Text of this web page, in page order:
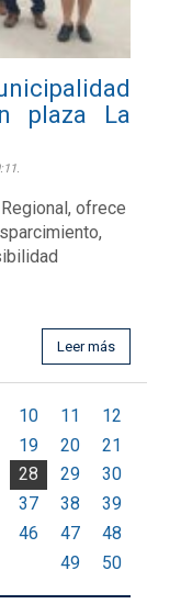
plaza La
ofrece
Leer más
10 11
12
19 20
21
28 29
30
37 38
39
46 47
48
49
50